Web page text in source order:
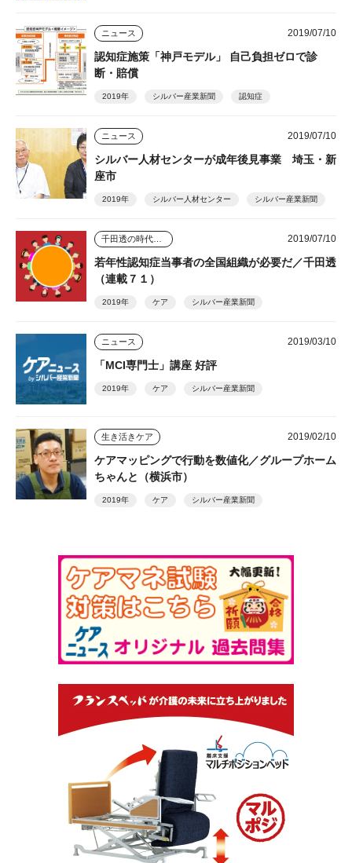
ニュース 2019/07/10
認知症施策「神戸モデル」 自己負担ゼロで診
断・賠償
2019年 シルバー産業新聞 認知症
ニュース 2019/07/10
シルバー人材センターが成年後見事業 埼玉・新
座市
2019年 シルバー人材センター シルバー産業新聞
2019/07/10
若年性認知症当事者の全国組織が必要だ／千田透
（連載７１）
2019年 ケア シルバー産業新聞
ニュース 2019/03/10
「MCI専門士」講座 好評
2019年 ケア シルバー産業新聞
生き活きケア 2019/02/10
ケアマッピングで行動を数値化／グループホーム
ちゃんと（横浜市）
2019年 ケア シルバー産業新聞